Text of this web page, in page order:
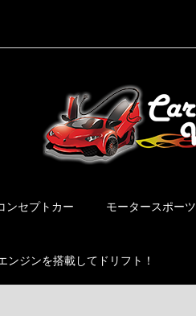
ンセプトカー モータースポーツ
ンジンを搭載してドリフト！